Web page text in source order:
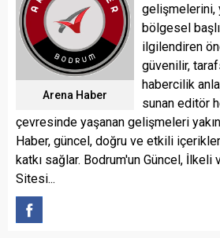
Arena Haber
gelişmelerini,
bölgesel
ilgilendiren
güvenilir,
habercilik
sunan editör
çevresinde yaşanan gelişmeleri
Haber, güncel, doğru ve etkili
katkı sağlar. Bodrum'un Güncel, İlkeli
Sitesi...